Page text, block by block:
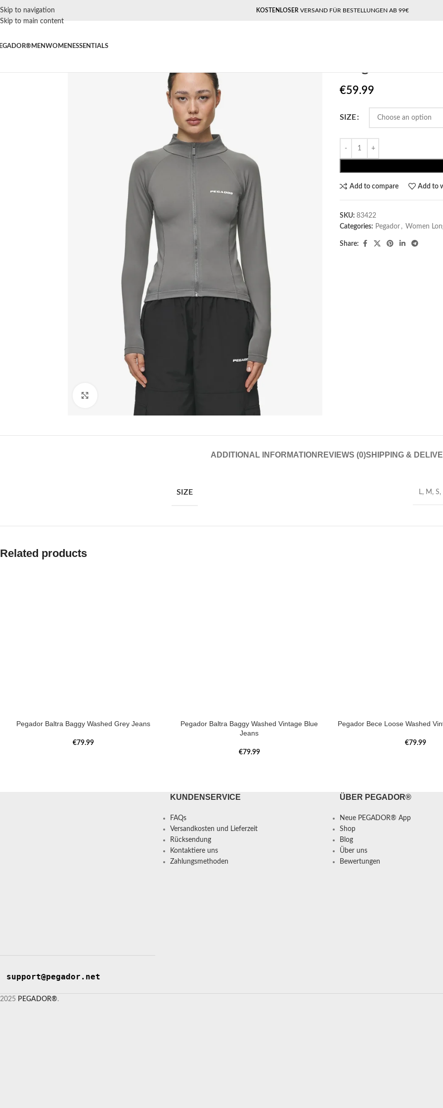
Skip to navigation
Skip to main content
KOSTENLOSER VERSAND FÜR BESTELLUNGEN AB 99€
MENWOMEN ESSENTIALS
Click to enlarge
€59.99
SIZE
Add to compare Add to
SKU: 83422
Categories: Pegador​ , Women
Share:
ADDITIONAL INFORMATION REVIEWS (0)SHIPPING &
SIZE L, M , S,
Related products
Pegador Baltra Baggy Washed Grey Jeans
€79.99
Pegador Baltra Baggy Washed Vintage Blue
Jeans
€79.99
Pegador Bece Loose Washed
€79.99
support@pegador.net
KUNDENSERVICE
FAQs
Versandkosten und Lieferzeit
Rücksendung
Kontaktiere uns
Zahlungsmethoden
ÜBER PEGADOR®
Neue PEGADOR® App
Shop
Blog
Über uns
Bewertungen
2025 PEGADOR®.